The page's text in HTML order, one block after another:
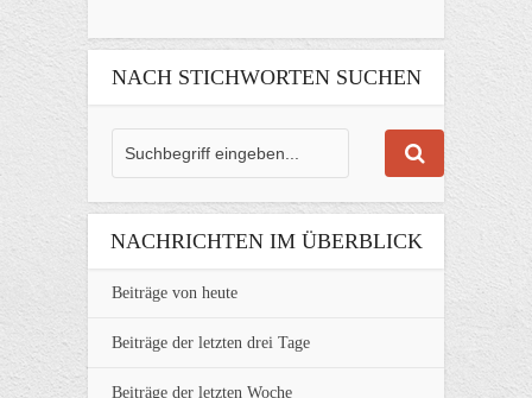
NACH STICHWORTEN SUCHEN
NACHRICHTEN IM ÜBERBLICK
Beiträge von heute
Beiträge der letzten drei Tage
Beiträge der letzten Woche